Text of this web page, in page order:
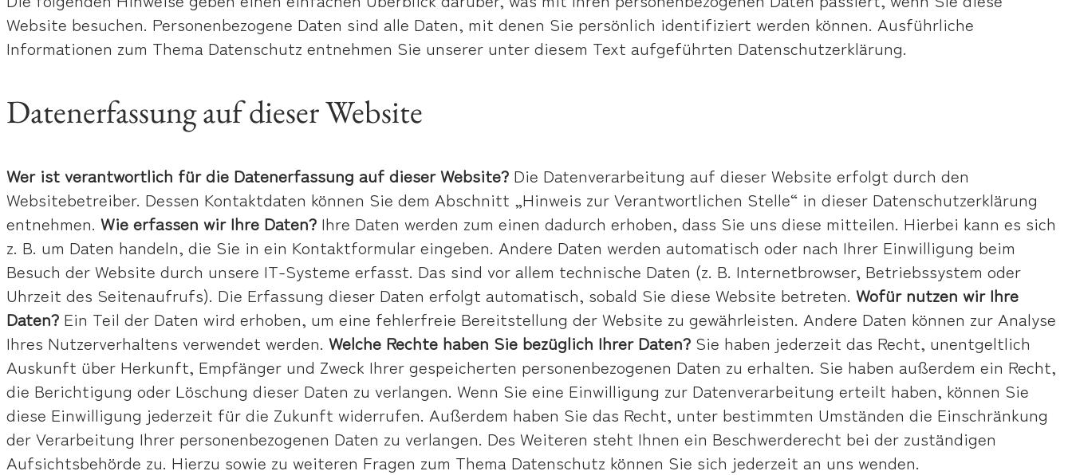
Website besuchen. Personenbezogene Daten sind alle Daten, mit denen Sie persönlich identifiziert werden können. Ausführliche
Informationen zum Thema Datenschutz entnehmen Sie unserer unter diesem Text aufgeführten Datenschutzerklärung.
Datenerfassung auf dieser Website
Wer ist verantwortlich für die Datenerfassung auf dieser Website? Die Datenverarbeitung auf dieser Website erfolgt durch den
Websitebetreiber. Dessen Kontaktdaten können Sie dem Abschnitt „Hinweis zur Verantwortlichen Stelle“ in dieser Datenschutzerklärung
entnehmen. Wie erfassen wir Ihre Daten? Ihre Daten werden zum einen dadurch erhoben, dass Sie uns diese mitteilen. Hierbei kann es sich
z. B. um Daten handeln, die Sie in ein Kontaktformular eingeben. Andere Daten werden automatisch oder nach Ihrer Einwilligung beim
Besuch der Website durch unsere IT-Systeme erfasst. Das sind vor allem technische Daten (z. B. Internetbrowser, Betriebssystem oder
Uhrzeit des Seitenaufrufs). Die Erfassung dieser Daten erfolgt automatisch, sobald Sie diese Website betreten. Wofür nutzen wir Ihre
Daten? Ein Teil der Daten wird erhoben, um eine fehlerfreie Bereitstellung der Website zu gewährleisten. Andere Daten können zur Analyse
Ihres Nutzerverhaltens verwendet werden. Welche Rechte haben Sie bezüglich Ihrer Daten? Sie haben jederzeit das Recht, unentgeltlich
Auskunft über Herkunft, Empfänger und Zweck Ihrer gespeicherten personenbezogenen Daten zu erhalten. Sie haben außerdem ein Recht,
die Berichtigung oder Löschung dieser Daten zu verlangen. Wenn Sie eine Einwilligung zur Datenverarbeitung erteilt haben, können Sie
diese Einwilligung jederzeit für die Zukunft widerrufen. Außerdem haben Sie das Recht, unter bestimmten Umständen die Einschränkung
der Verarbeitung Ihrer personenbezogenen Daten zu verlangen. Des Weiteren steht Ihnen ein Beschwerderecht bei der zuständigen
Aufsichtsbehörde zu. Hierzu sowie zu weiteren Fragen zum Thema Datenschutz können Sie sich jederzeit an uns wenden.